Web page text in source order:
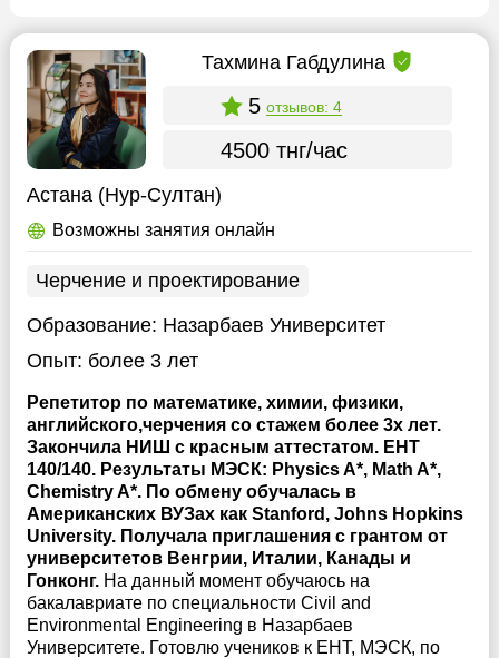
Тахмина Габдулина
5 отзывов: 4
4500 тнг/час
Астана (Нур-Султан)
Возможны занятия онлайн
Черчение и проектирование
Образование: Назарбаев Университет
Опыт: более 3 лет
Репетитор по математике, химии, физики,
английского,черчения со стажем более 3х лет.
Закончила НИШ с красным аттестатом. ЕНТ
140/140. Результаты МЭСК: Physics A*, Math A*,
Chemistry A*. По обмену обучалась в
Американских ВУЗах как Stanford, Johns Hopkins
University. Получала приглашения с грантом от
университетов Венгрии, Италии, Канады и
Гонконг. На данный момент обучаюсь на
бакалавриате по специальности Civil and
Environmental Engineering в Назарбаев
Университете. Готовлю учеников к ЕНТ, МЭСК, по